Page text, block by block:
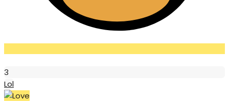
3
Lol